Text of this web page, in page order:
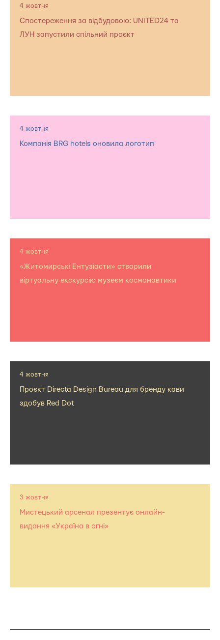
4 жовтня
Спостереження за відбудовою: UNITED24 та
ЛУН запустили спільний проєкт
4 жовтня
Компанія BRG hotels оновила логотип
4 жовтня
«Житомирські Ентузіасти» створили
віртуальну екскурсію музеєм космонавтики
4 жовтня
Проєкт Directa Design Bureau для бренду кави
здобув Red Dot
3 жовтня
Мистецький арсенал презентує онлайн-
видання «Україна в огні»